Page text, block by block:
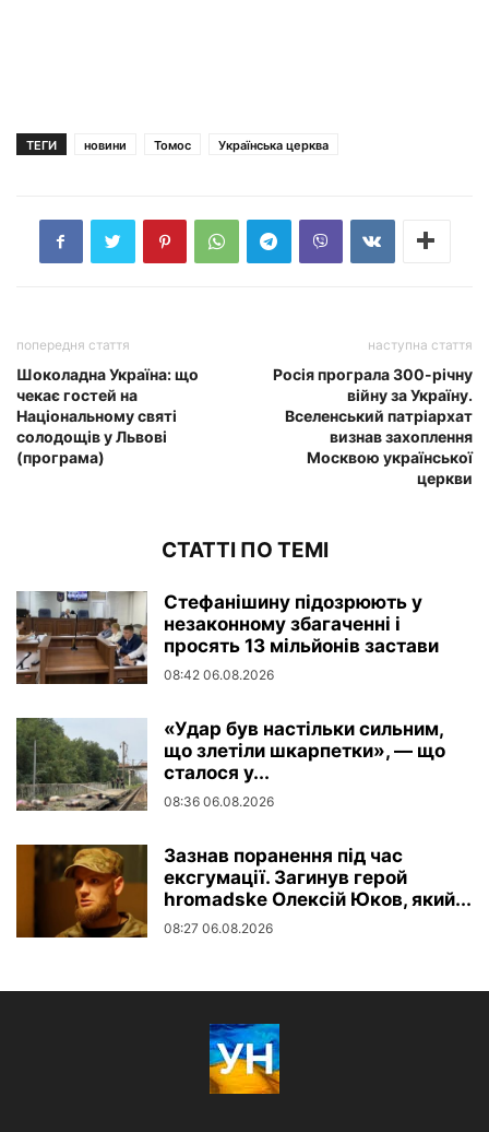
ТЕГИ новини Томос Українська церква
попередня стаття
Шоколадна Україна: що
чекає гостей на
Національному святі
солодощів у Львові
(програма)
наступна стаття
Росія програла 300-річну
війну за Україну.
Вселенський патріархат
визнав захоплення
Москвою української
церкви
СТАТТІ ПО ТЕМІ
Стефанішину підозрюють у
незаконному збагаченні і
просять 13 мільйонів застави
08:42 06.08.2026
«Удар був настільки сильним,
що злетіли шкарпетки», — що
сталося у...
08:36 06.08.2026
Зазнав поранення під час
ексгумації. Загинув герой
hromadske Олексій Юков, який...
08:27 06.08.2026